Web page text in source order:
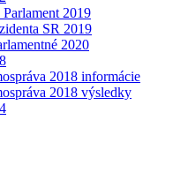
2019
SR 2019
2020
2018 informácie
2018 výsledky